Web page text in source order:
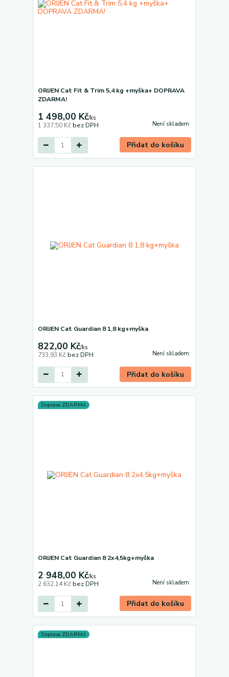
ORIJEN Cat Fit & Trim 5,4 kg +myška+ DOPRAVA
ZDARMA!
1 498,00 Kč/ks
1 337,50 Kč bez DPH Není skladem
Přidat do košíku
ORIJEN Cat Guardian 8 1,8 kg+myška
822,00 Kč/ks
733,93 Kč bez DPH Není skladem
Přidat do košíku
Doprava ZDARMA
ORIJEN Cat Guardian 8 2x4,5kg+myška
2 948,00 Kč/ks
2 632,14 Kč bez DPH Není skladem
Přidat do košíku
Doprava ZDARMA